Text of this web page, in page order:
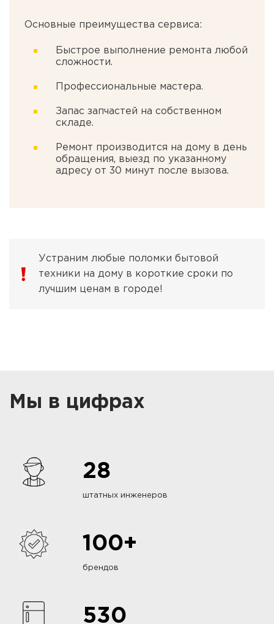
Основные преимущества сервиса:
Быстрое выполнение ремонта любой
сложности.
Профессиональные мастера.
Запас запчастей на собственном
складе.
Ремонт производится на дому в день
обращения, выезд по указанному
адресу от 30 минут после вызова.
Устраним любые поломки бытовой
техники на дому в короткие сроки по
лучшим ценам в городе!
Мы в цифрах
28
штатных инженеров
100+
брендов
530